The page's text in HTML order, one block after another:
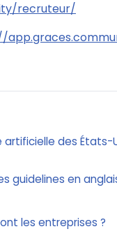
recruteur/
artificielle des États-
guidelines en
les entreprises ?